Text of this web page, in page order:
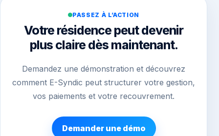
PASSEZ À L’ACTION
Votre résidence peut devenir
plus claire dès maintenant.
Demandez une démonstration et découvrez
comment E-Syndic peut structurer votre gestion,
vos paiements et votre recouvrement.
Demander une démo